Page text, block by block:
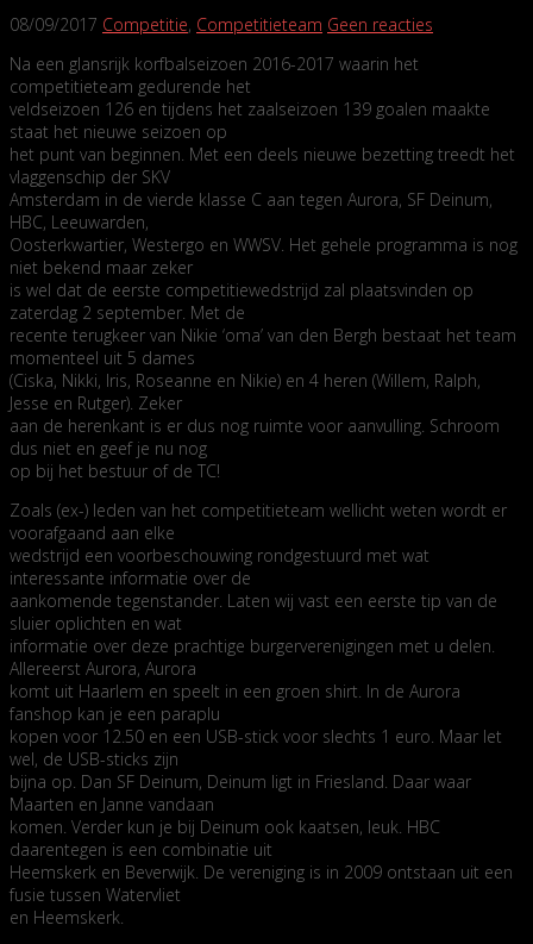
08/09/2017 Competitie, Competitieteam Geen reacties
Na een glansrijk korfbalseizoen 2016-2017 waarin het
competitieteam gedurende het
veldseizoen 126 en tijdens het zaalseizoen 139 goalen maakte
staat het nieuwe seizoen op
het punt van beginnen. Met een deels nieuwe bezetting treedt het
vlaggenschip der SKV
Amsterdam in de vierde klasse C aan tegen Aurora, SF Deinum,
HBC, Leeuwarden,
Oosterkwartier, Westergo en WWSV. Het gehele programma is nog
niet bekend maar zeker
is wel dat de eerste competitiewedstrijd zal plaatsvinden op
zaterdag 2 september. Met de
recente terugkeer van Nikie ‘oma’ van den Bergh bestaat het team
momenteel uit 5 dames
(Ciska, Nikki, Iris, Roseanne en Nikie) en 4 heren (Willem, Ralph,
Jesse en Rutger). Zeker
aan de herenkant is er dus nog ruimte voor aanvulling. Schroom
dus niet en geef je nu nog
op bij het bestuur of de TC!
Zoals (ex-) leden van het competitieteam wellicht weten wordt er
voorafgaand aan elke
wedstrijd een voorbeschouwing rondgestuurd met wat
interessante informatie over de
aankomende tegenstander. Laten wij vast een eerste tip van de
sluier oplichten en wat
informatie over deze prachtige burgerverenigingen met u delen.
Allereerst Aurora, Aurora
komt uit Haarlem en speelt in een groen shirt. In de Aurora
fanshop kan je een paraplu
kopen voor 12.50 en een USB-stick voor slechts 1 euro. Maar let
wel, de USB-sticks zijn
bijna op. Dan SF Deinum, Deinum ligt in Friesland. Daar waar
Maarten en Janne vandaan
komen. Verder kun je bij Deinum ook kaatsen, leuk. HBC
daarentegen is een combinatie uit
Heemskerk en Beverwijk. De vereniging is in 2009 ontstaan uit een
fusie tussen Watervliet
en Heemskerk.